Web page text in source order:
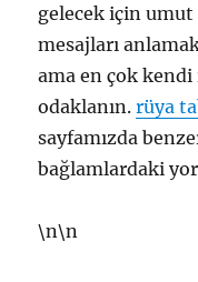
gelecek için
mesajları
ama en çok
odaklanın.rüya
sayfamızda
bağlamlardaki
\n\n